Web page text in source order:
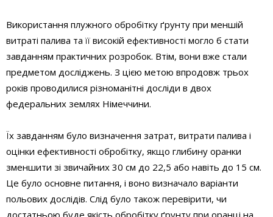
Використання плужного обробітку ґрунту при меншій
витраті палива та її високій ефективності могло б стати
завданням практичних розробок. Втім, вони вже стали
предметом досліджень. З цією метою впродовж трьох
років проводилися різноманітні досліди в двох
федеральних землях Німеччини.
Їх завданням було визначення затрат, витрати палива і
оцінки ефективності обробітку, якщо глибину оранки
зменшити зі звичайних 30 см до 22,5 або навіть до 15 см.
Це було основне питання, і воно визначало варіанти
польових дослідів. Слід було також перевірити, чи